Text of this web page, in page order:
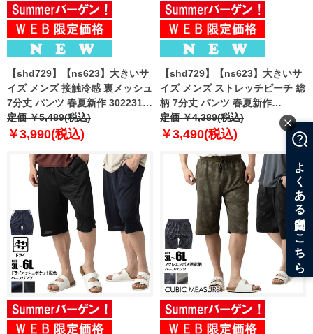
【shd729】【ns623】大きいサ
イズ メンズ 接触冷感 裏メッシュ
7分丈 パンツ 春夏新作 302231az
【fre】
定価 ￥5,489(税込)
￥3,990(税込)
【shd729】【ns623】大きいサ
イズ メンズ ストレッチピーチ 総
柄 7分丈 パンツ 春夏新作
302249az 【fre】
定価 ￥4,389(税込)
￥3,490(税込)